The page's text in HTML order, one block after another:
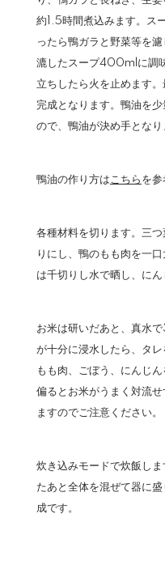
約1.5時間煮込みます。ス
ったら鴨ガラと野菜等を
漉したスープ400mlに調
立ちしたら火を止めます
完成となります。鴨油を
ので、鴨油が決め手となり
鴨油の作り方はこちら を参
各種材料を切ります。三
りにし、鴨のもも肉を一
は千切りし水で晒し、にん
お米は研いだあと、真水
が十分に浸水したら、タ
もも肉、ごぼう、にんじ
偏るとお米がうまく対流
ますのでご注意ください。
炊き込みモードで炊飯し
たあと全体を混ぜて器に
成です。